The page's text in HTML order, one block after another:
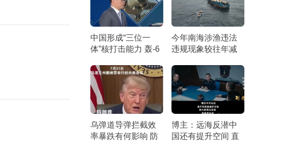
中国形成“三位一
体”核打击能力 轰-6
注
今年南海涉渔违法
违规现象较往年减
著
乌弹道导弹拦截效
率暴跌有何影响 防
博主：远海反潜中
国还有提升空间 直